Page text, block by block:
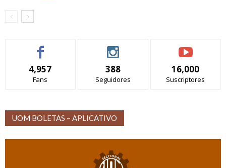
4,957
Fans
388
Seguidores
16,000
Suscriptores
UOM BOLETAS – APLICATIVO